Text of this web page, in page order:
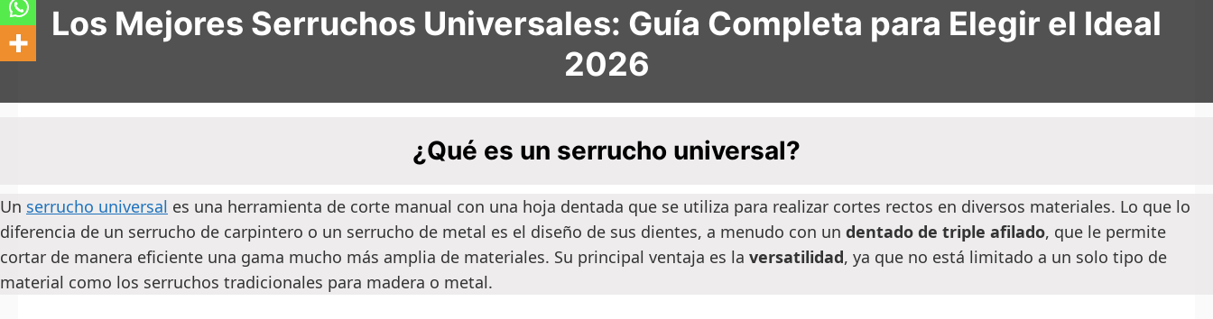
Los Mejores Serruchos Universales: Guía Completa para Elegir el Ideal
2026
¿Qué es un serrucho universal?
Un serrucho universal es una herramienta de corte manual con una hoja dentada que se utiliza para realizar cortes rectos en diversos materiales. Lo que lo
diferencia de un serrucho de carpintero o un serrucho de metal es el diseño de sus dientes, a menudo con un dentado de triple afilado, que le permite
cortar de manera eficiente una gama mucho más amplia de materiales. Su principal ventaja es la versatilidad, ya que no está limitado a un solo tipo de
material como los serruchos tradicionales para madera o metal.